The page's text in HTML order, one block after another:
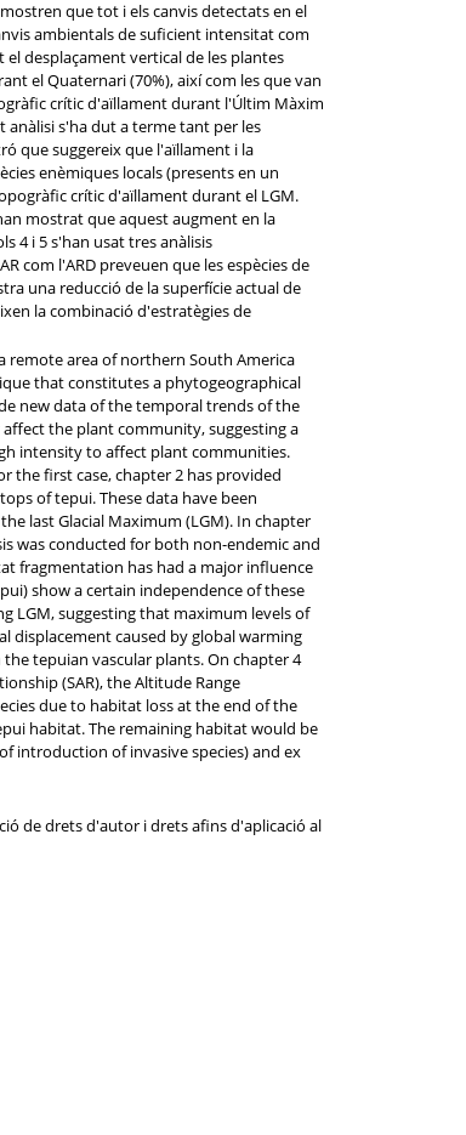
que tot i els canvis detectats en el
ambientals de suficient intensitat com
desplaçament vertical de les plantes
el Quaternari (70%), així com les que van
crític d'aïllament durant l'Últim Màxim
anàlisi s'ha dut a terme tant per les
que suggereix que l'aïllament i la
enèmiques locals (presents en un
crític d'aïllament durant el LGM.
mostrat que aquest augment en la
4 i 5 s'han usat tres anàlisis
com l'ARD preveuen que les espècies de
una reducció de la superfície actual de
la combinació d'estratègies de
remote area of northern South America
that constitutes a phytogeographical
new data of the temporal trends of the
the plant community, suggesting a
intensity to affect plant communities.
the first case, chapter 2 has provided
of tepui. These data have been
last Glacial Maximum (LGM). In chapter
was conducted for both non-endemic and
fragmentation has had a major influence
show a certain independence of these
LGM, suggesting that maximum levels of
displacement caused by global warming
tepuian vascular plants. On chapter 4
(SAR), the Altitude Range
due to habitat loss at the end of the
habitat. The remaining habitat would be
introduction of invasive species) and ex
de drets d'autor i drets afins d'aplicació al